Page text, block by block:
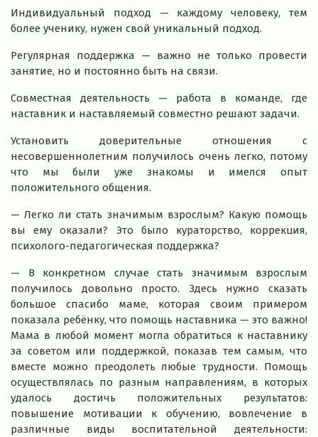
Индивидуальный подход — каждому человеку, тем
более ученику, нужен свой уникальный подход.
Регулярная поддержка — важно не только провести
занятие, но и постоянно быть на связи.
Совместная деятельность — работа в команде, где
наставник и наставляемый совместно решают задачи.
Установить доверительные отношения с
несовершеннолетним получилось очень легко, потому
что мы были уже знакомы и имелся опыт
положительного общения.
— Легко ли стать значимым взрослым? Какую помощь
вы ему оказали? Это было кураторство, коррекция,
психолого-педагогическая поддержка?
— В конкретном случае стать значимым взрослым
получилось довольно просто. Здесь нужно сказать
большое спасибо маме, которая своим примером
показала ребёнку, что помощь наставника — это важно!
Мама в любой момент могла обратиться к наставнику
за советом или поддержкой, показав тем самым, что
вместе можно преодолеть любые трудности. Помощь
осуществлялась по разным направлениям, в которых
удалось достичь положительных результатов:
повышение мотивации к обучению, вовлечение в
различные виды воспитательной деятельности: